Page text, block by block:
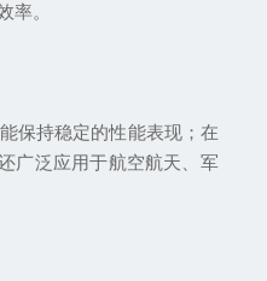
率。
保持稳定的性能表现；在
广泛应用于航空航天、军